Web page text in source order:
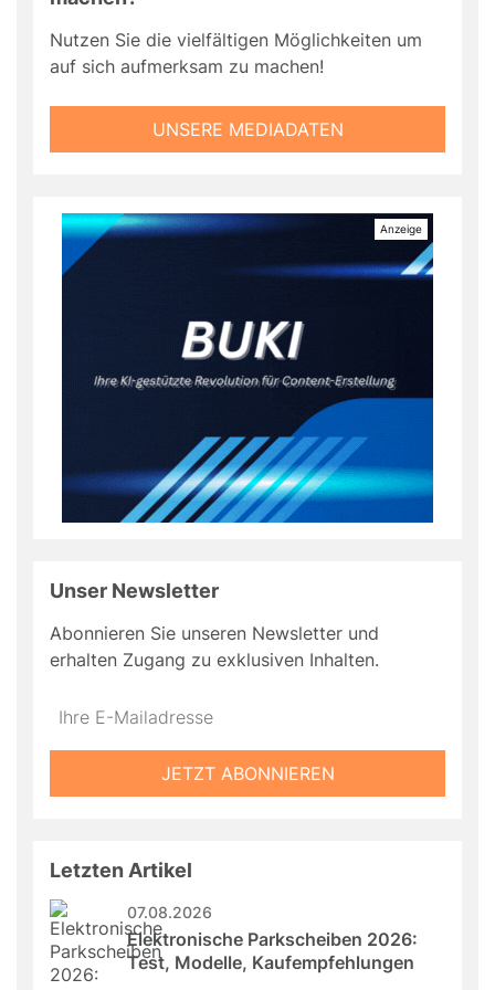
Nutzen Sie die vielfältigen Möglichkeiten um
auf sich aufmerksam zu machen!
UNSERE MEDIADATEN
Unser Newsletter
Abonnieren Sie unseren Newsletter und
erhalten Zugang zu exklusiven Inhalten.
Do
*Ihre
JETZT ABONNIEREN
Letzten Artikel
07.08.2026
Elektronische Parkscheiben 2026:
Test, Modelle, Kaufempfehlungen